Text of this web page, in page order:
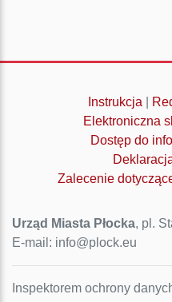
Instrukcja
Elektroniczna
Dostęp do
Zalecenie
Urząd Miasta Płocka, pl.
E-mail: info@plock.eu
Inspektorem ochrony